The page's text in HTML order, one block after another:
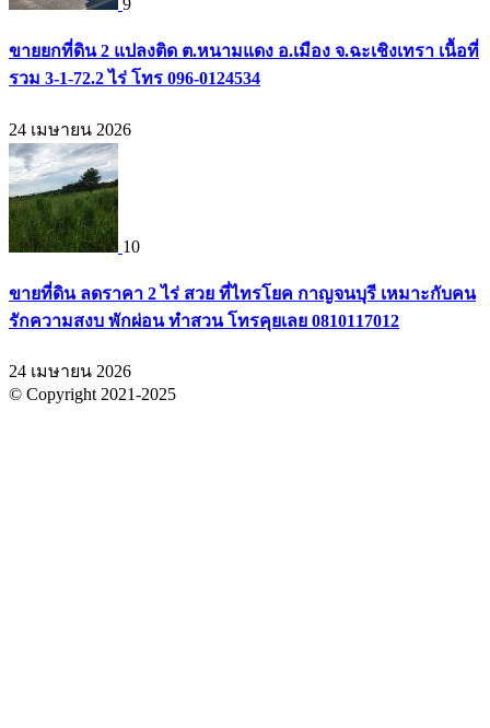
9
ขายยกที่ดิน 2 แปลงติด ต.หนามแดง อ.เมือง จ.ฉะเชิงเทรา เนื้อที่
รวม 3-1-72.2 ไร่ โทร 096-0124534
24 เมษายน 2026
10
ขายที่ดิน ลดราคา 2 ไร่ สวย ที่ไทรโยค กาญจนบุรี เหมาะกับคน
รักความสงบ พักผ่อน ทำสวน โทรคุยเลย 0810117012
24 เมษายน 2026
© Copyright 2021-2025